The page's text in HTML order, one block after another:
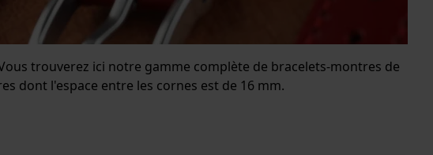
trouverez ici notre gamme complète de bracelets-montres de
dont l'espace entre les cornes est de 16 mm.